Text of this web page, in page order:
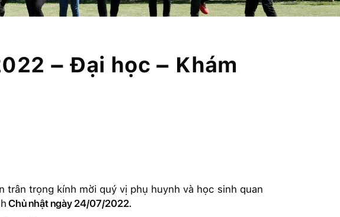
– Đại học – Khám
trọng kính mời quý vị phụ huynh và học sinh quan
Chủ nhật ngày 24/07/2022.